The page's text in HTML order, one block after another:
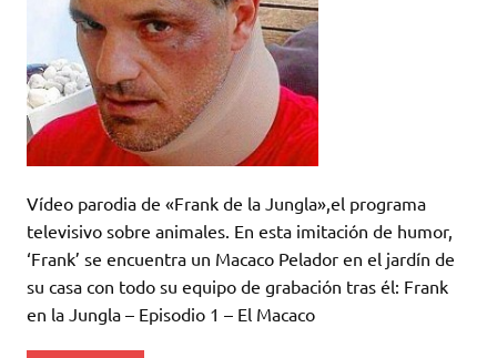
Vídeo parodia de «Frank de la Jungla»,el programa
televisivo sobre animales. En esta imitación de humor,
‘Frank’ se encuentra un Macaco Pelador en el jardín de
su casa con todo su equipo de grabación tras él: Frank
en la Jungla – Episodio 1 – El Macaco